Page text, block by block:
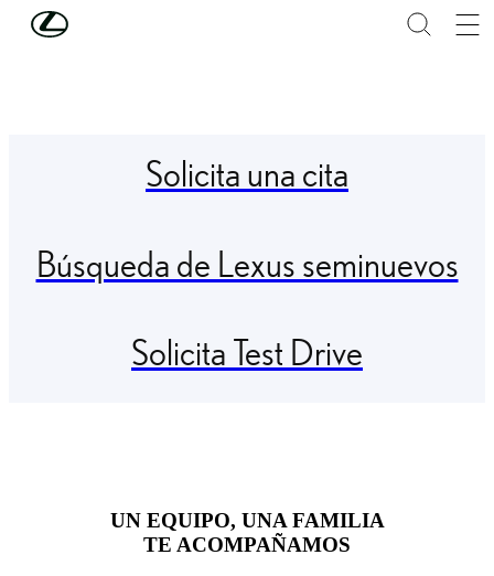
Skip to Main Content
Solicita una cita
Búsqueda de Lexus seminuevos
Solicita Test Drive
UN EQUIPO, UNA FAMILIA
TE ACOMPAÑAMOS